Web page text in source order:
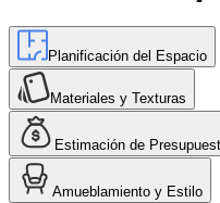
Planificación del Espacio
Materiales y Texturas
Estimación de
Amueblamiento y Estilo